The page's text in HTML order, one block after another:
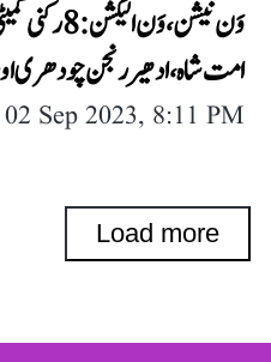
وَن نیشن،
امت شاہ، ادھیر رنجن چودھری
02 Sep 2023, 8:11 PM
Load more